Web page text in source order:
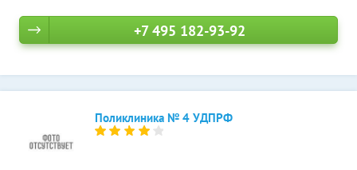
+7 495 182-93-92
Поликлиника № 4 УДПРФ